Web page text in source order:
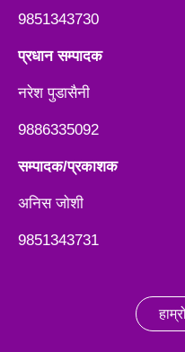
9851343730
प्रधान सम्पादक
नरेश पुडासैनी
9886335092
सम्पादक/प्रकाशक
अनिस जाेशी
9851343731